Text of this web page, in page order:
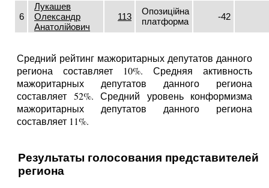
6
Лукашев
Олександр
Анатолійович
113
Опозиційна
платформа
-42
Средний рейтинг мажоритарных депутатов данного
региона составляет 10%. Средняя активность
мажоритарных депутатов данного региона
составляет 52%. Средний уровень конформизма
мажоритарных депутатов данного региона
составляет 11%.
Результаты голосования представителей
региона